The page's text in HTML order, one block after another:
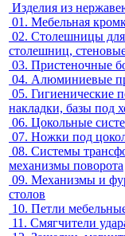
Изделия из
01. Мебельная
02. Столешницы
столешниц,
03. Пристеночные
04. Алюминиевые
05. Гигиенические
накладки, базы под
06. Цокольные
07. Ножки под
08. Системы
механизмы поворота
09. Механизмы и
столов
10. Петли
11. Смягчители